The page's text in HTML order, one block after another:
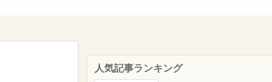
人気記事ランキング